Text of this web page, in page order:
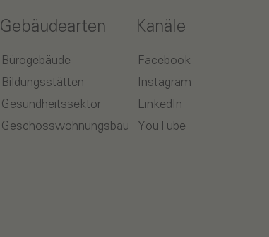
Gebäudearten
Bürogebäude
Bildungsstätten
Gesundheitssektor
Geschosswohnungsbau
Kanäle
Facebook
Instagram
LinkedIn
YouTube